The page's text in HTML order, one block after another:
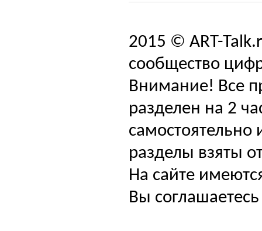
2015 © ART-
сообщество
Внимание! Все
разделен на 2
самостоятельно
разделы взяты
На сайте
Вы